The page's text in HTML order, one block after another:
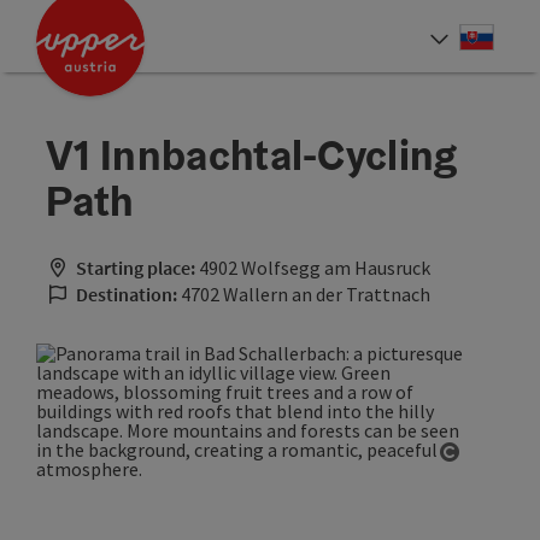
Accesskey
Accesskey
V1 Innbachtal-Cycling
Path
Starting place: 4902 Wolfsegg am Hausruck
Destination: 4702 Wallern an der Trattnach